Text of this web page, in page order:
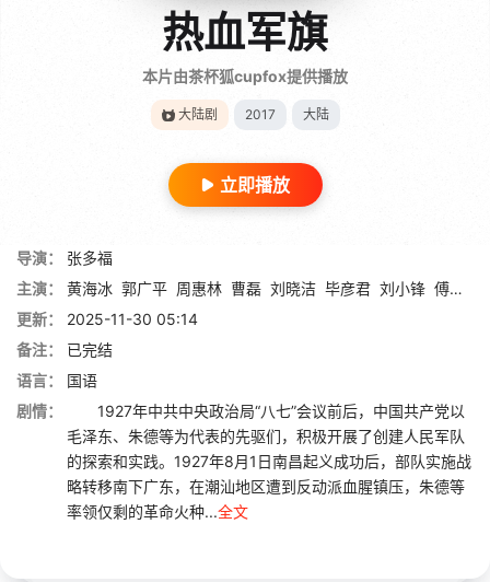
热血军旗
本片由茶杯狐cupfox提供播放
大陆剧 2017 大陆
立即播放
导演：
张多福
主演：
黄海冰 郭广平 周惠林 曹磊 刘晓洁 毕彦君 刘小锋 傅浤鸣
更新：
2025-11-30 05:14
备注：
已完结
语言：
国语
剧情：
1927年中共中央政治局“八七”会议前后，中国共产党以
毛泽东、朱德等为代表的先驱们，积极开展了创建人民军队
的探索和实践。1927年8月1日南昌起义成功后，部队实施战
略转移南下广东，在潮汕地区遭到反动派血腥镇压，朱德等
率领仅剩的革命火种...全文